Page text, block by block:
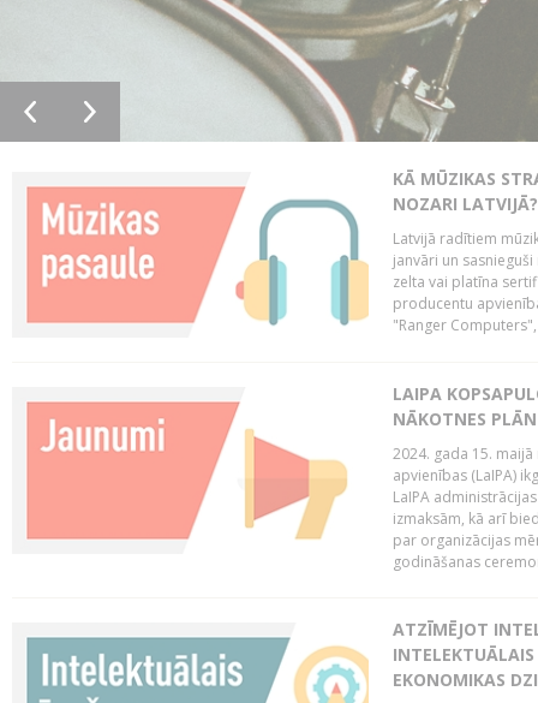
KĀ MŪZIKAS
NOZARI LATVIJĀ?
Latvijā radītiem
janvāri un
zelta vai platīna
producentu
"Ranger
LAIPA
NĀKOTNES
2024. gada 15.
apvienības (LaIPA)
LaIPA
izmaksām, kā arī
par organizācijas
godināšanas
ATZĪMĒJOT
EKONOMIKAS